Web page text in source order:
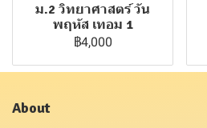
ม.2 วิทยาศาสตร์ วัน
พฤหัส เทอม 1
฿4,000
About